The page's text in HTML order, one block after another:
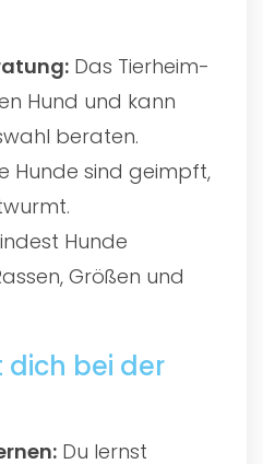
Das Tierheim-
Hund und kann
beraten.
Hunde sind geimpft,
Hunde
Größen und
bei der
Du lernst